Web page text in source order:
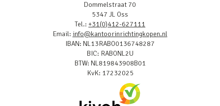
Dommelstraat 70
5347 JL Oss
Tel.: +31(0)412-627111
Email: info@kantoorinrichtingkopen.nl
IBAN: NL13RABO0136748287
BIC: RABONL2U
BTW: NL819843908B01
KvK: 17232025